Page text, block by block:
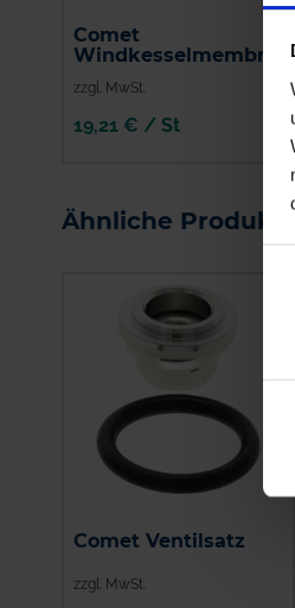
Comet
zzgl. MwSt.
19,21 € / St
Ähnliche Produkte
Comet Ventilsatz
zzgl. MwSt.